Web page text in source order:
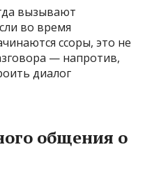
вызывают
во время
ссоры, это не
— напротив,
диалог
общения о